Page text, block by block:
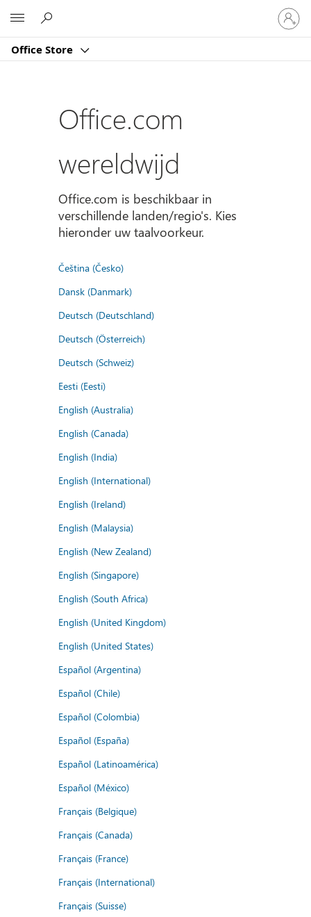
Office Store
Meld
je
aan
je
Office.com
wereldwijd
Office.com is beschikbaar in
verschillende landen/regio's. Kies
hieronder uw taalvoorkeur.
Čeština (Česko)
Dansk (Danmark)
Deutsch (Deutschland)
Deutsch (Österreich)
Deutsch (Schweiz)
Eesti (Eesti)
English (Australia)
English (Canada)
English (India)
English (International)
English (Ireland)
English (Malaysia)
English (New Zealand)
English (Singapore)
English (South Africa)
English (United Kingdom)
English (United States)
Español (Argentina)
Español (Chile)
Español (Colombia)
Español (España)
Español (Latinoamérica)
Español (México)
Français (Belgique)
Français (Canada)
Français (France)
Français (International)
Français (Suisse)